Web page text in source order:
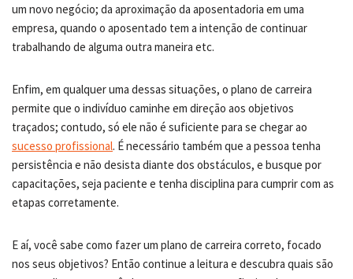
um novo negócio; da aproximação da aposentadoria em uma
empresa, quando o aposentado tem a intenção de continuar
trabalhando de alguma outra maneira etc.
Enfim, em qualquer uma dessas situações, o plano de carreira
permite que o indivíduo caminhe em direção aos objetivos
traçados; contudo, só ele não é suficiente para se chegar ao
sucesso profissional. É necessário também que a pessoa tenha
persistência e não desista diante dos obstáculos, e busque por
capacitações, seja paciente e tenha disciplina para cumprir com as
etapas corretamente.
E aí, você sabe como fazer um plano de carreira correto, focado
nos seus objetivos? Então continue a leitura e descubra quais são